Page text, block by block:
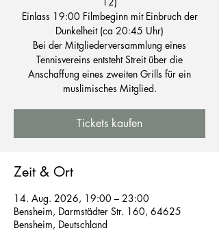
Einlass 19:00 Filmbeginn mit Einbruch der
Dunkelheit (ca 20:45 Uhr)
Bei der Mitgliederversammlung eines
Tennisvereins entsteht Streit über die
Anschaffung eines zweiten Grills für ein
muslimisches Mitglied.
Tickets kaufen
Zeit & Ort
14. Aug. 2026, 19:00 – 23:00
Bensheim, Darmstädter Str. 160, 64625
Bensheim, Deutschland